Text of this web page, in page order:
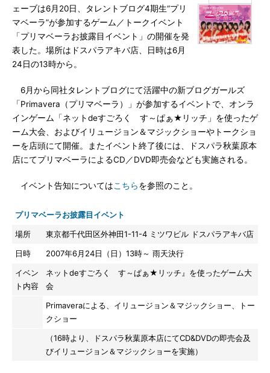
ェーブは6月20日、タレントブログ4期生“プリ
マベーラ”が参加するゲーム／トークイベント
「プリマベーラお披露目イベント」の開催を発
表した。場所はドスパラアキバ店、日時は6月
24日の13時から。
6月から同社タレントブログにて活躍中の新ブログガールズ
「Primavera（プリマベーラ）」が参加するイベントで、オンラ
インゲーム「ネットdeすごろく す～ぱぁ★リッチ」を使ったゲ
ーム大会、およびイリュージョン＆マジックショーやトークショ
ーを店頭にて開催。またイベント終了後には、ドスパラ秋葉原本
店にてプリマベーラによるCD／DVD即売会なども実施される。
イベント告知についてはこちらを参照のこと。
プリマベーラお披露目イベント
場所
東京都千代田区外神田1-11-4 ミツワビル ドスパラアキバ店
日時
2007年6月24日（日）13時～ 雨天決行
イベン
ト内容
ネットdeすごろく す～ぱぁ★リッチ』を使ったゲーム大
会
Primaveraによる、イリュージョン＆マジックショー、トー
クショー
（16時より、ドスパラ秋葉原本店にてCD&DVDの即売会及
びイリュージョン＆マジックショーを実施）